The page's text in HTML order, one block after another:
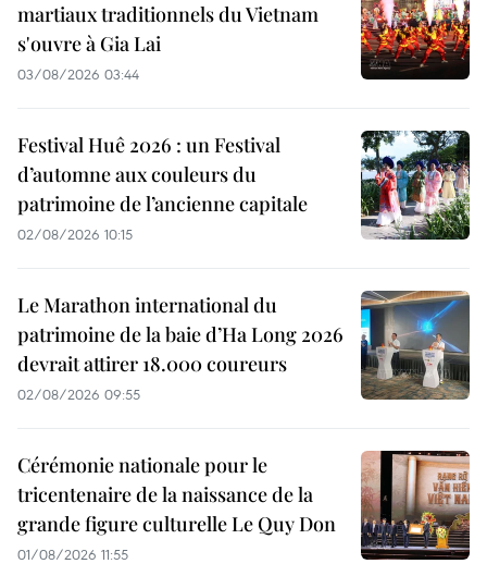
martiaux traditionnels du Vietnam
s'ouvre à Gia Lai
03/08/2026 03:44
Festival Huê 2026 : un Festival
d’automne aux couleurs du
patrimoine de l’ancienne capitale
02/08/2026 10:15
Le Marathon international du
patrimoine de la baie d’Ha Long 2026
devrait attirer 18.000 coureurs
02/08/2026 09:55
Cérémonie nationale pour le
tricentenaire de la naissance de la
grande figure culturelle Le Quy Don
01/08/2026 11:55